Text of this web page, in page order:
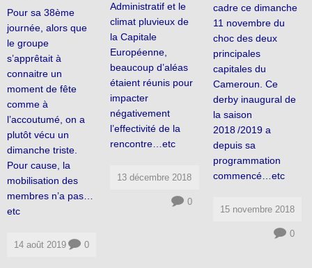
Pour sa 38ème
journée, alors que
le groupe
s’apprêtait à
connaitre un
moment de fête
comme à
l’accoutumé, on a
plutôt vécu un
dimanche triste.
Pour cause, la
mobilisation des
membres n’a pas…
etc
14 août 2019 0
Administratif et le
climat pluvieux de
la Capitale
Européenne,
beaucoup d’aléas
étaient réunis pour
impacter
négativement
l’effectivité de la
rencontre…etc
13 décembre 2018
0
cadre ce dimanche
11 novembre du
choc des deux
principales
capitales du
Cameroun. Ce
derby inaugural de
la saison
2018 /2019 a
depuis sa
programmation
commencé…etc
15 novembre 2018
0